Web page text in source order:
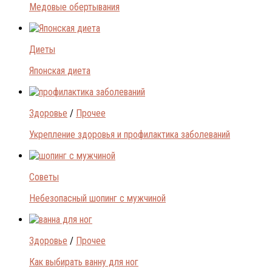
Медовые обертывания
Диеты
Японская диета
Здоровье / Прочее
Укрепление здоровья и профилактика заболеваний
Советы
Небезопасный шопинг с мужчиной
Здоровье / Прочее
Как выбирать ванну для ног